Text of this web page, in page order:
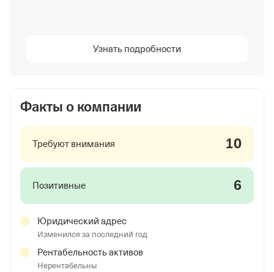
Узнать подробности
Факты о компании
Требуют внимания 10
Позитивные 6
Юридический адрес
Изменился за последний год
Рентабельность активов
Нерентабельны